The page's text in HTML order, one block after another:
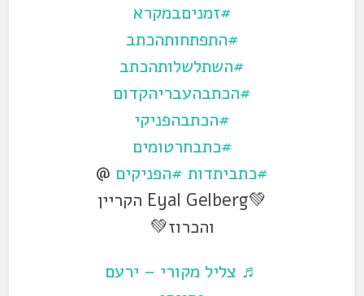
#זמניםבמקרא
#התפתחותהכתב
#השתלשלותהכתב
#הכתבהעבריהקדום
#הכתבהפניקי
#כתבחרטומים
#כתביתדות #הפניקים @
💚Eyal Gelberg הקריין
והכרוז💚
♬ צליל מקורי – ירעם